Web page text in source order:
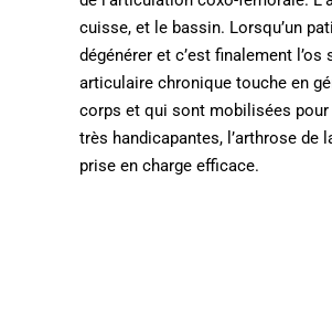
cuisse, et le bassin. Lorsqu’un
dégénérer et c’est finalement
articulaire chronique touche en
corps et qui sont mobilisées
très handicapantes, l’arthrose de
prise en charge efficace.